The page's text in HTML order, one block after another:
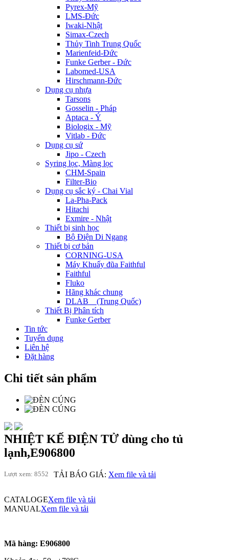
Pyrex-Mỹ
LMS-Đức
Iwaki-Nhật
Simax-Czech
Thủy Tinh Trung Quốc
Marienfeid-Đức
Funke Gerber - Đức
Labomed-USA
Hirschmann-Đức
Dụng cụ nhựa
Tarsons
Gosselin - Pháp
Aptaca - Ý
Biologix - Mỹ
Vitlab - Đức
Dụng cụ sứ
Jipo - Czech
Syring lọc, Màng lọc
CHM-Spain
Filter-Bio
Dụng cụ sắc ký - Chai Vial
La-Pha-Pack
Hitachi
Exmire - Nhật
Thiết bị sinh học
Bộ Điện Di Ngang
Thiết bị cơ bản
CORNING-USA
Máy Khuấy đũa Faithful
Faithful
Fluko
Hãng khác chung
DLAB _ (Trung Quốc)
Thiết Bị Phân tích
Funke Gerber
Tin tức
Tuyển dụng
Liên hệ
Đặt hàng
Chi tiết sản phẩm
NHIỆT KẾ ĐIỆN TỬ dùng cho tủ
lạnh,E906800
Lượt xem: 8552 TẢI BÁO GIÁ: Xem file và tải
CATALOGEXem file và tải
MANUALXem file và tải
Mã hàng: E906800